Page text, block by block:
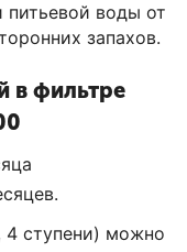
питьевой воды от
запахов.
в фильтре
4 ступени) можно